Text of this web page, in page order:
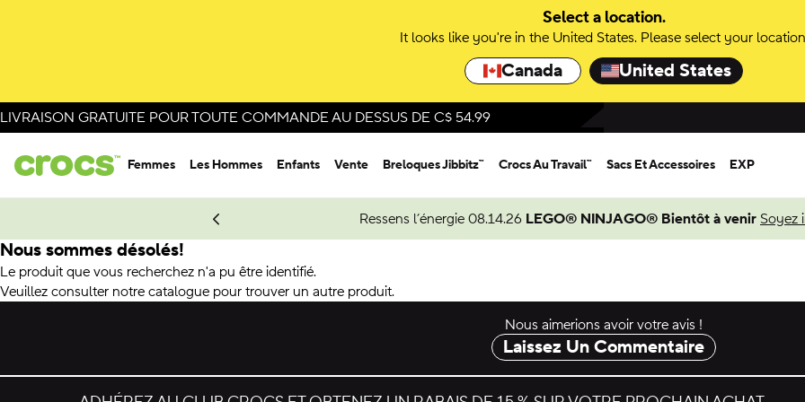
Select a location.
It looks like you're in the United States. Please select your
Canada United States
LIVRAISON GRATUITE POUR TOUTE COMMANDE AU DESSUS DE C$ 54.99
Femmes Les Hommes Enfants Vente Breloques Jibbitz™ Crocs Au Travail™ Sacs Et Accessoires EXP
Ressens l’énergie 08.14.26 LEGO® NINJAGO® Bientôt à venir Soyez
Magasinez Spider-Man
Nous sommes désolés!
Le produit que vous recherchez n'a pu être identifié.
Veuillez consulter notre catalogue pour trouver un autre produit.
Nous aimerions avoir votre avis !
Laissez Un Commentaire